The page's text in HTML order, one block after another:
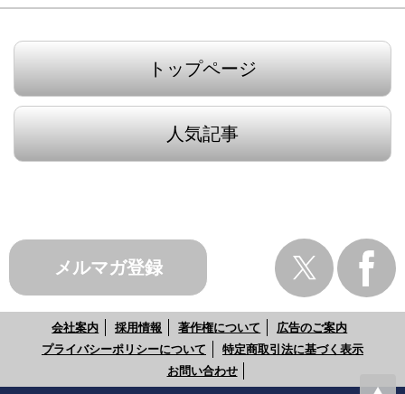
トップページ
人気記事
メルマガ登録
会社案内 採用情報 著作権について
広告のご案内
プライバシーポリシーについて
特定商取引法に基づく表示
お問い合わせ